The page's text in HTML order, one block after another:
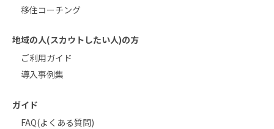
移住コーチング
地域の人(スカウトしたい人)の方
ご利用ガイド
導入事例集
ガイド
FAQ(よくある質問)